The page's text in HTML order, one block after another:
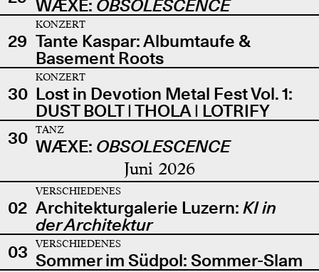
WÆXE: OBSOLESCENCE
29
KONZERT
Tante Kaspar: Albumtaufe &
Basement Roots
30
KONZERT
Lost in Devotion Metal Fest Vol. 1:
DUST BOLT | THOLA | LOTRIFY
30
TANZ
WÆXE: OBSOLESCENCE
Juni 2026
02
VERSCHIEDENES
Architekturgalerie Luzern: KI in
der Architektur
03
VERSCHIEDENES
Sommer im Südpol: Sommer-Slam